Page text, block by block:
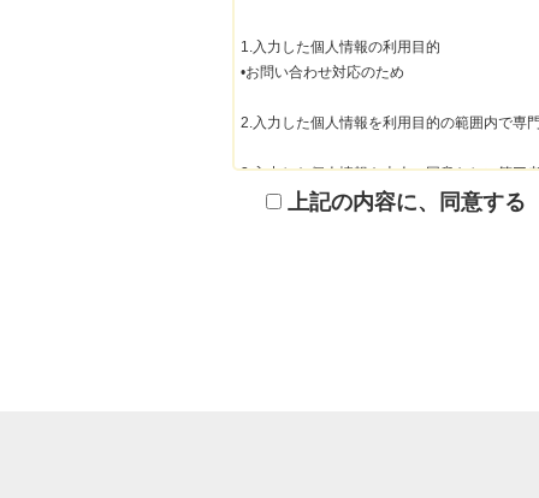
1.入力した個人情報の利用目的
•お問い合わせ対応のため
2.入力した個人情報を利用目的の範囲内で専
3.入力した個人情報を本人の同意なしに第三
（法令に基づく開示依頼を除く）
上記の内容に、同意する